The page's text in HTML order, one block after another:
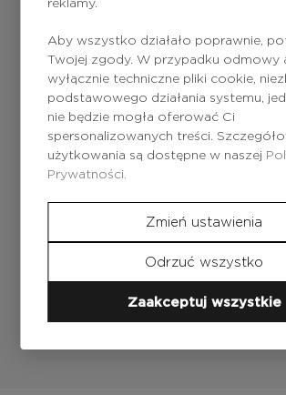
Brak produktu
7 Days Shock
Treatment - Hyaluronic
/ 7 dni Shock terapia
«Hydrobalance»
Aby wszystko działało poprawnie,
Twojej zgody. W przypadku odmowy
wyłącznie techniczne pliki cookie,
podstawowego działania systemu,
nie będzie mogła oferować Ci
spersonalizowanych treści.
użytkowania są dostępne w naszej
Prywatności.
Zmień ustawienia
Odrzuć wszystko
Zaakceptuj wszystkie